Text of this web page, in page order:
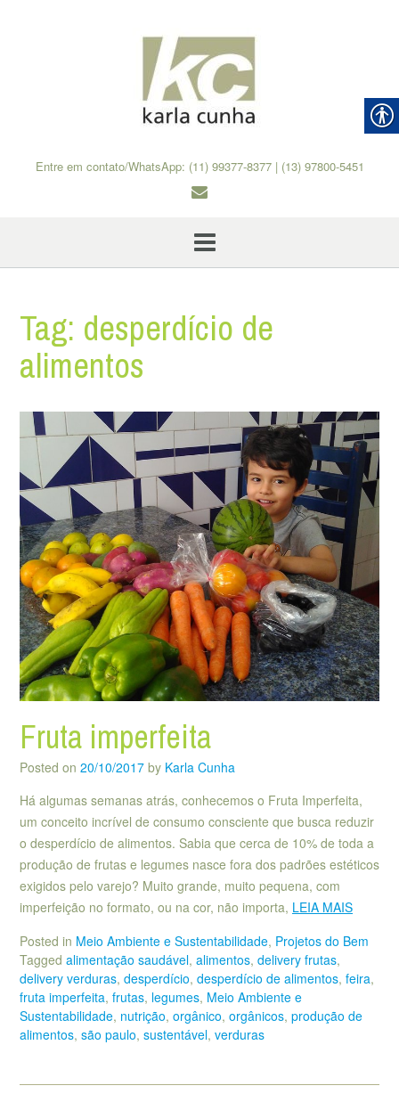
Entre em contato/WhatsApp: (11) 99377-8377 | (13) 97800-5451
Tag: desperdício de
alimentos
Fruta imperfeita
Posted on 20/10/2017 by Karla Cunha
Há algumas semanas atrás, conhecemos o Fruta Imperfeita,
um conceito incrível de consumo consciente que busca reduzir
o desperdício de alimentos. Sabia que cerca de 10% de toda a
produção de frutas e legumes nasce fora dos padrões estéticos
exigidos pelo varejo? Muito grande, muito pequena, com
imperfeição no formato, ou na cor, não importa, LEIA MAIS
Posted in Meio Ambiente e Sustentabilidade, Projetos do Bem
Tagged alimentação saudável, alimentos, delivery frutas,
delivery verduras, desperdício, desperdício de alimentos, feira,
fruta imperfeita, frutas, legumes, Meio Ambiente e
Sustentabilidade, nutrição, orgânico, orgânicos, produção de
alimentos, são paulo, sustentável, verduras